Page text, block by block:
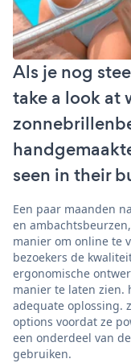
Als je nog
take a look at
seen in their
Een paar maanden
en
manier om online te
bezoekers de
ergonomische
manier te laten zien.
adequate oplossing.
options voordat ze
een onderdeel van
gebruiken.